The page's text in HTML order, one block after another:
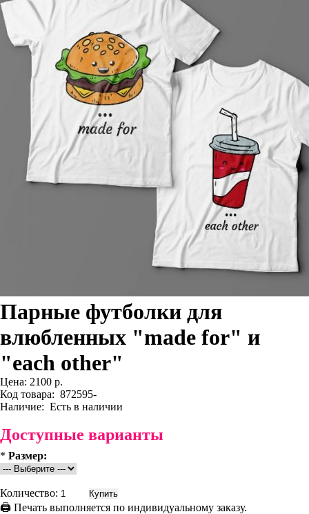
Парные футболки для
влюбленных "made for" и
"each other"
Цена: 2100 р.
Код товара: 872595-
Наличие: Есть в наличии
Доступные варианты
* Размер:
Количество:
🖨 Печать выполняется по индивидуальному заказу.